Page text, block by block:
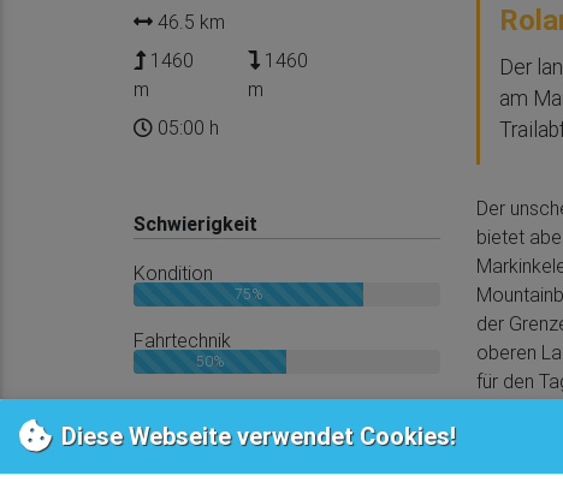
46.5 km
1460
m
1460
m
05:00 h
Schwierigkeit
Kondition
75%
Fahrtechnik
50%
Singletrails obligatorisch
Der
am
Der
bietet
der
oberen
für den
Diese Webseite verwendet Cookies!